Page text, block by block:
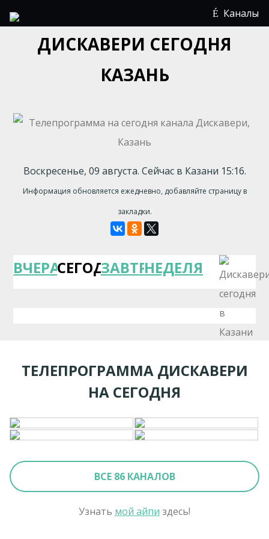
Каналы
ДИСКАВЕРИ СЕГОДНЯ
КАЗАНЬ
Воскресенье, 09 августа. Сейчас в Казани 15:16.
Информация обновляется ежедневно, добавляйте страницу в
закладки.
ВЧЕРАСЕГОДНЯЗАВТРАНЕДЕЛЯ
ТЕЛЕПРОГРАММА ДИСКАВЕРИ
НА СЕГОДНЯ
ВСЕ 86 КАНАЛОВ
Узнать мой айпи здесь!